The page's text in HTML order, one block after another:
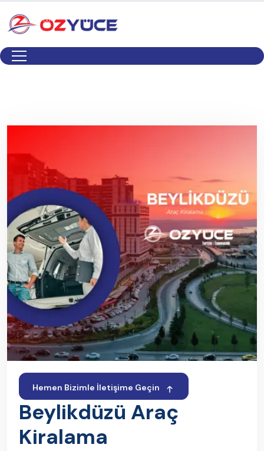
Hemen Bizimle İletişime Geçin
Beylikdüzü Araç
Kiralama